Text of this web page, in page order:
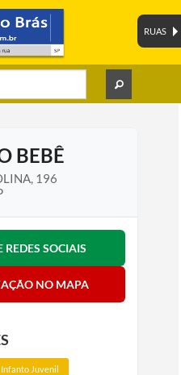
RUAS
BEBÊ
196
REDES SOCIAIS
NO MAPA
Juvenil